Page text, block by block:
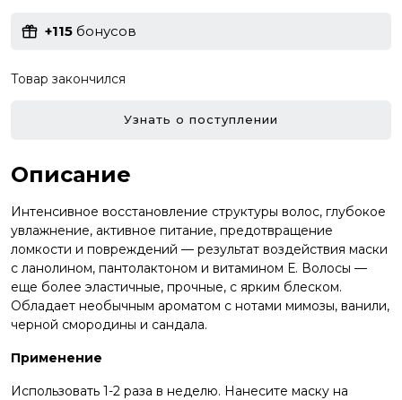
+115 бонусов
Товар закончился
Узнать о поступлении
Описание
Интенсивное восстановление структуры волос, глубокое
увлажнение, активное питание, предотвращение
ломкости и повреждений — результат воздействия маски
с ланолином, пантолактоном и витамином Е. Волосы —
еще более эластичные, прочные, с ярким блеском.
Обладает необычным ароматом с нотами мимозы, ванили,
черной смородины и сандала.
Применение
Использовать 1-2 раза в неделю. Нанесите маску на